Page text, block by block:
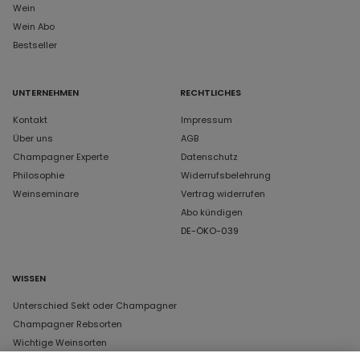
Wein
Wein Abo
Bestseller
UNTERNEHMEN
Kontakt
Über uns
Champagner Experte
Philosophie
Weinseminare
RECHTLICHES
Impressum
AGB
Datenschutz
Widerrufsbelehrung
Vertrag widerrufen
Abo kündigen
DE-ÖKO-039
WISSEN
Unterschied Sekt oder Champagner
Champagner Rebsorten
Wichtige Weinsorten